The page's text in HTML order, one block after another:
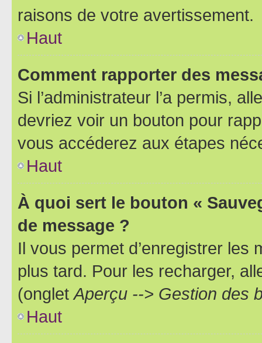
raisons de votre avertissement.
Haut
Comment rapporter des
Si l’administrateur l’a permis,
devriez voir un bouton pour
vous accéderez aux étapes
Haut
À quoi sert le bouton «
de message ?
Il vous permet d’enregistrer
plus tard. Pour les recharger,
(ongletAperçu --> Gestion des
Haut